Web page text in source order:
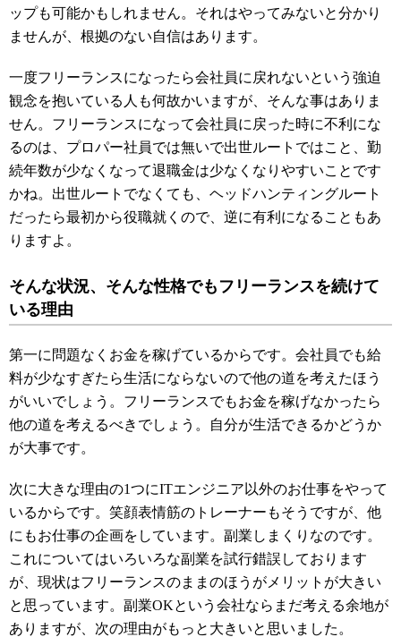
ップも可能かもしれません。それはやってみないと分かり
ませんが、根拠のない自信はあります。
一度フリーランスになったら会社員に戻れないという強迫
観念を抱いている人も何故かいますが、そんな事はありま
せん。フリーランスになって会社員に戻った時に不利にな
るのは、プロパー社員では無いで出世ルートではこと、勤
続年数が少なくなって退職金は少なくなりやすいことです
かね。出世ルートでなくても、ヘッドハンティングルート
だったら最初から役職就くので、逆に有利になることもあ
りますよ。
そんな状況、そんな性格でもフリーランスを続けて
いる理由
第一に問題なくお金を稼げているからです。会社員でも給
料が少なすぎたら生活にならないので他の道を考えたほう
がいいでしょう。フリーランスでもお金を稼げなかったら
他の道を考えるべきでしょう。自分が生活できるかどうか
が大事です。
次に大きな理由の1つにITエンジニア以外のお仕事をやって
いるからです。笑顔表情筋のトレーナーもそうですが、他
にもお仕事の企画をしています。副業しまくりなのです。
これについてはいろいろな副業を試行錯誤しております
が、現状はフリーランスのままのほうがメリットが大きい
と思っています。副業OKという会社ならまだ考える余地が
ありますが、次の理由がもっと大きいと思いました。